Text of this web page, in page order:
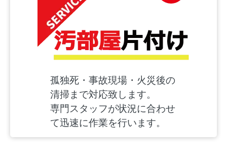
孤独死・事故現場・火災後の
清掃まで対応致します。
専門スタッフが状況に合わせ
て迅速に作業を行います。